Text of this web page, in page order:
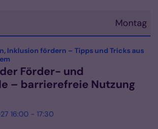
Montag
Inklusion fördern – Tipps und Tricks aus
:
Förder- und
– barrierefreie Nutzung
16:00 - 17:30